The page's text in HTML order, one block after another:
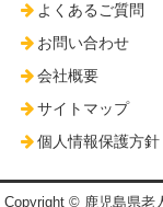
よくあるご質問
お問い合わせ
会社概要
サイトマップ
個人情報保護方針
Copyright © 鹿児島県老